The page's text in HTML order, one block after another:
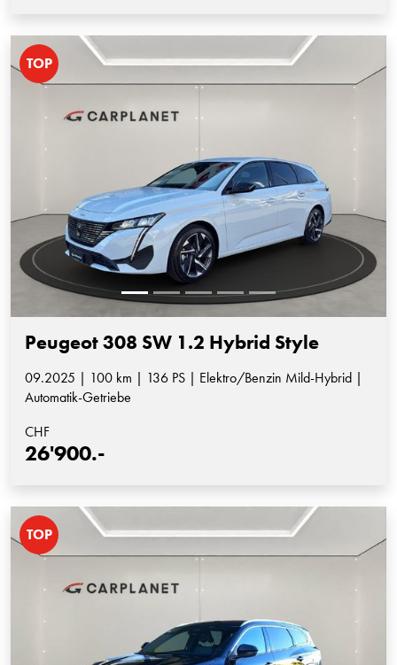
TOP
Peugeot 308 SW 1.2 Hybrid Style
09.2025 | 100 km | 136 PS | Elektro/Benzin Mild-Hybrid |
Automatik-Getriebe
CHF
26'900.-
TOP